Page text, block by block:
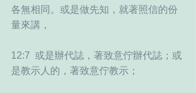
各無相同。或是做先知，就著照信的份
量來講，
12:7  或是辦代誌，著致意佇辦代誌；或
是教示人的，著致意佇教示；